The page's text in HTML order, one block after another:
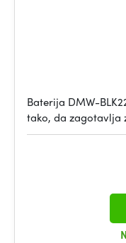
Baterija DMW-
tako, da zagotavlja